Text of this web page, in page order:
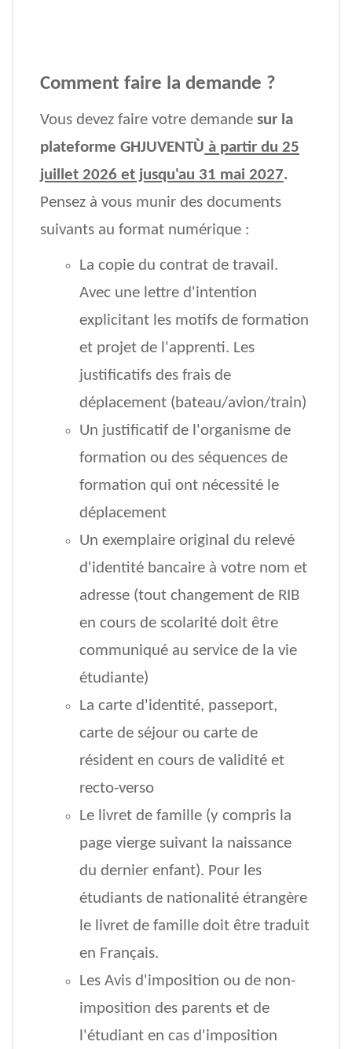
Comment faire la demande ?
Vous devez faire votre demande sur la
plateforme GHJUVENTÙ à partir du 25
juillet 2026 et jusqu'au 31 mai 2027.
Pensez à vous munir des documents
suivants au format numérique :
La copie du contrat de travail.
Avec une lettre d'intention
explicitant les motifs de formation
et projet de l'apprenti. Les
justificatifs des frais de
déplacement (bateau/avion/train)
Un justificatif de l'organisme de
formation ou des séquences de
formation qui ont nécessité le
déplacement
Un exemplaire original du relevé
d'identité bancaire à votre nom et
adresse (tout changement de RIB
en cours de scolarité doit être
communiqué au service de la vie
étudiante)
La carte d'identité, passeport,
carte de séjour ou carte de
résident en cours de validité et
recto-verso
Le livret de famille (y compris la
page vierge suivant la naissance
du dernier enfant). Pour les
étudiants de nationalité étrangère
le livret de famille doit être traduit
en Français.
Les Avis d'imposition ou de non-
imposition des parents et de
l'étudiant en cas d'imposition